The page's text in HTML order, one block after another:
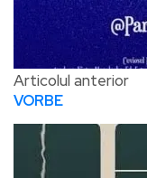
Articolul anterior
VORBE